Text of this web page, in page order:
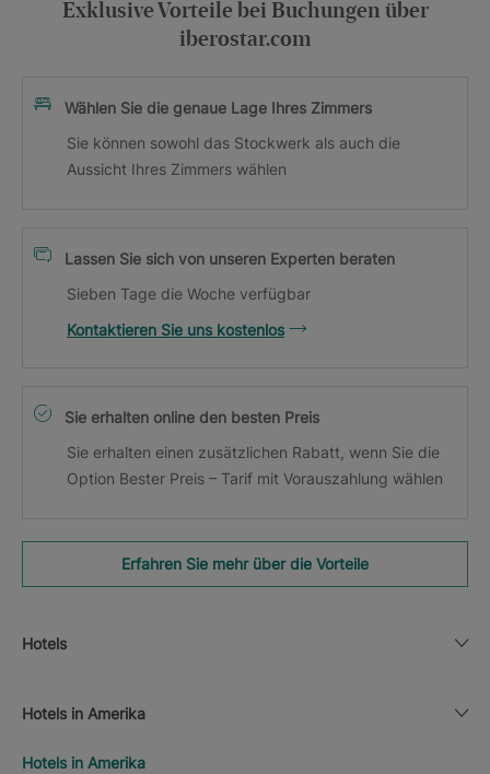
Exklusive Vorteile bei Buchungen über
iberostar.com
Wählen Sie die genaue Lage Ihres Zimmers
Sie können sowohl das Stockwerk als auch die
Aussicht Ihres Zimmers wählen
Lassen Sie sich von unseren Experten beraten
Sieben Tage die Woche verfügbar
Kontaktieren Sie uns kostenlos
Sie erhalten online den besten Preis
Sie erhalten einen zusätzlichen Rabatt, wenn Sie die
Option Bester Preis – Tarif mit Vorauszahlung wählen
Erfahren Sie mehr über die Vorteile
Hotels
Hotels in Amerika
Hotels in Amerika